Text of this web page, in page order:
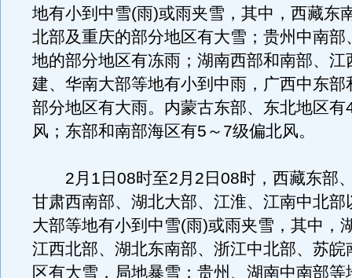
地有小到中雪(雨)或雨夹雪，其中，西藏东
北部及重庆的部分地区有大雪；贵州中南部
地的部分地区有冻雨；湖南西部和南部、江
建、华南大部等地有小到中雨，广西中东部
部分地区有大雨。内蒙古东部、东北地区有
风；东部和南部海区有5～7级偏北风。
2月1日08时至2月2日08时，西藏东部
甘肃西南部、湖北大部、江淮、江南中北部
大部等地有小到中雪(雨)或雨夹雪，其中，
江西北部、湖北东南部、浙江中北部、苏皖
区有大雪，局地暴雪；贵州、湖南中南部等